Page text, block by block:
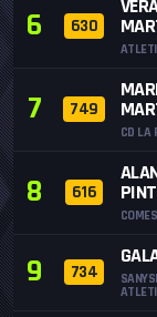
6 630
7 749
CD LA
8 616
9 734